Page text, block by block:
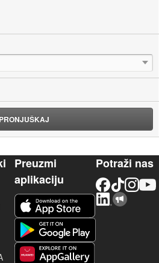
PRONJUŠKAJ
Preuzmi
aplikaciju
Potraži nas